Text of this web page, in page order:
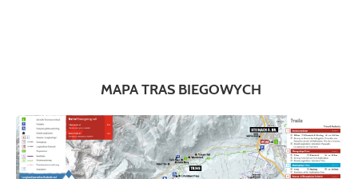
MAPA TRAS BIEGOWYCH